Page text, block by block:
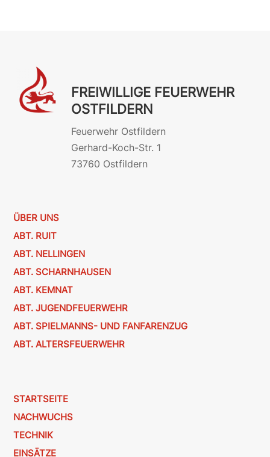
FREIWILLIGE FEUERWEHR
OSTFILDERN
Feuerwehr Ostfildern
Gerhard-Koch-Str. 1
73760 Ostfildern
ÜBER UNS
ABT. RUIT
ABT. NELLINGEN
ABT. SCHARNHAUSEN
ABT. KEMNAT
ABT. JUGENDFEUERWEHR
ABT. SPIELMANNS- UND FANFARENZUG
ABT. ALTERSFEUERWEHR
STARTSEITE
NACHWUCHS
TECHNIK
EINSÄTZE